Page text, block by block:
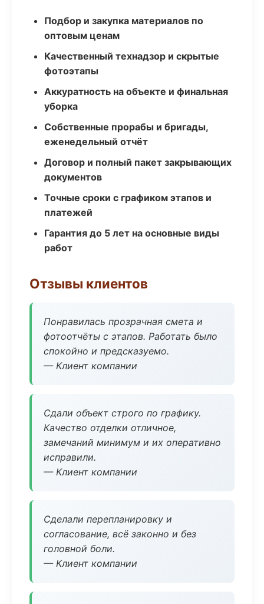
Подбор и закупка материалов по
оптовым ценам
Качественный технадзор и скрытые
фотоэтапы
Аккуратность на объекте и финальная
уборка
Собственные прорабы и бригады,
еженедельный отчёт
Договор и полный пакет закрывающих
документов
Точные сроки с графиком этапов и
платежей
Гарантия до 5 лет на основные виды
работ
Отзывы клиентов
Понравилась прозрачная смета и
фотоотчёты с этапов. Работать было
спокойно и предсказуемо.
— Клиент компании
Сдали объект строго по графику.
Качество отделки отличное,
замечаний минимум и их оперативно
исправили.
— Клиент компании
Сделали перепланировку и
согласование, всё законно и без
головной боли.
— Клиент компании